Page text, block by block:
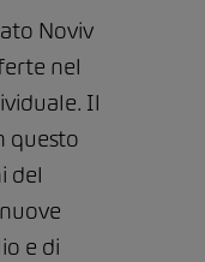
Noviv
nel
Il
questo
del
e di